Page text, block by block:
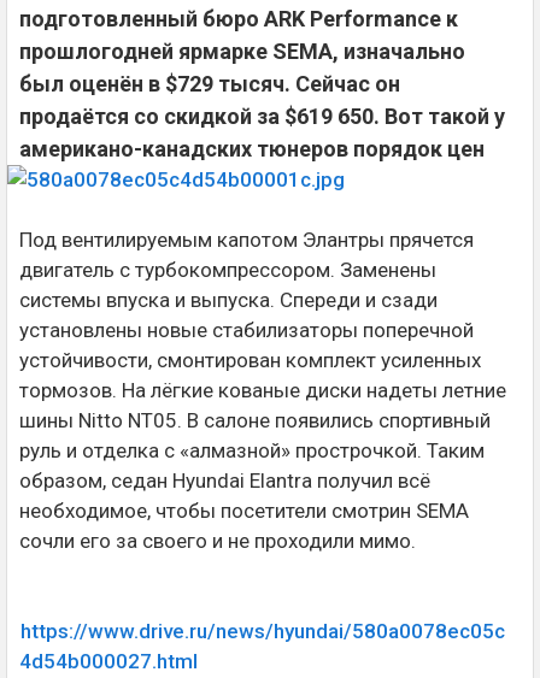
подготовленный бюро ARK Performance к
прошлогодней ярмарке SEMA, изначально
был оценён в $729 тысяч. Сейчас он
продаётся со скидкой за $619 650. Вот такой у
американо-канадских тюнеров порядок цен
Под вентилируемым капотом Элантры прячется
двигатель с турбокомпрессором. Заменены
системы впуска и выпуска. Спереди и сзади
установлены новые стабилизаторы поперечной
устойчивости, смонтирован комплект усиленных
тормозов. На лёгкие кованые диски надеты летние
шины Nitto NT05. В салоне появились спортивный
руль и отделка с «алмазной» прострочкой. Таким
образом, седан Hyundai Elantra получил всё
необходимое, чтобы посетители смотрин SEMA
сочли его за своего и не проходили мимо.
https://www.drive.ru/news/hyundai/580a0078ec05c
4d54b000027.html